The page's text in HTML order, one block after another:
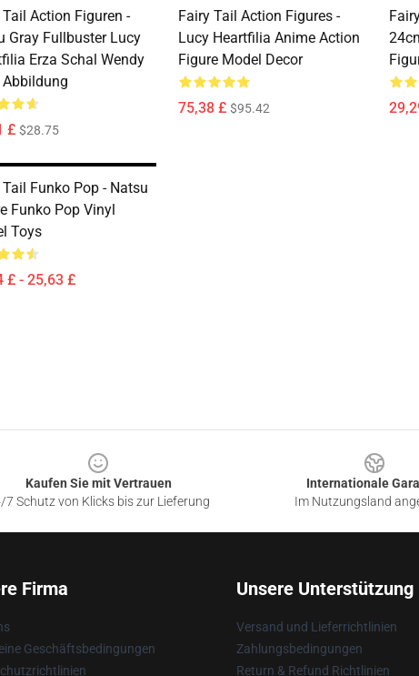
Tail Action Figuren -
Gray Fullbuster Lucy
Erza Schal Wendy
£ $28.75
Fairy Tail Action Figures -
Lucy Heartfilia Anime Action
Figure Model Decor
75,38 £ $95.42
Funko Pop - Natsu
Funko Pop Vinyl
Toys
£ - 25,63 £
Kaufen Sie mit Vertrauen
7 Schutz von Klicks bis zur Lieferung
Internationale
Im Nutzungsland
Firma
Geschäftsbedingungen
Unsere Unterstützung
Versand und Lieferrichtlinien
Zahlungsbedingungen
Return & Refund Richtlinien